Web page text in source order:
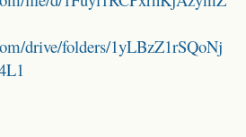
drive/folders/1yLBzZ1rSQoNj